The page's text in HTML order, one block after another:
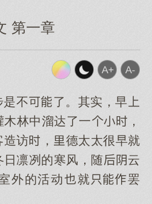
第一章
不了。其实，早
林中溜达了一，
访，德太太很早就
凛冽的寒风，随云
外的活动就罢